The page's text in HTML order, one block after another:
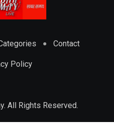
Contact
Policy
All Rights Reserved.